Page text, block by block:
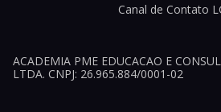
Canal de Contato
ACADEMIA PME EDUCACAO E
LTDA. CNPJ: 26.965.884/0001-02